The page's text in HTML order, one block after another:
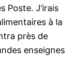
Poste. J’irais
à la
près de
enseignes